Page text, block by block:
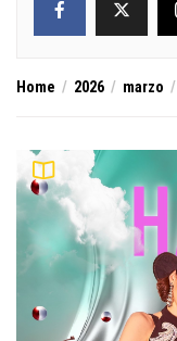
Home 2026 marzo